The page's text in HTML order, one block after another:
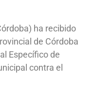
ha recibido
de Córdoba
Específico de
contra el